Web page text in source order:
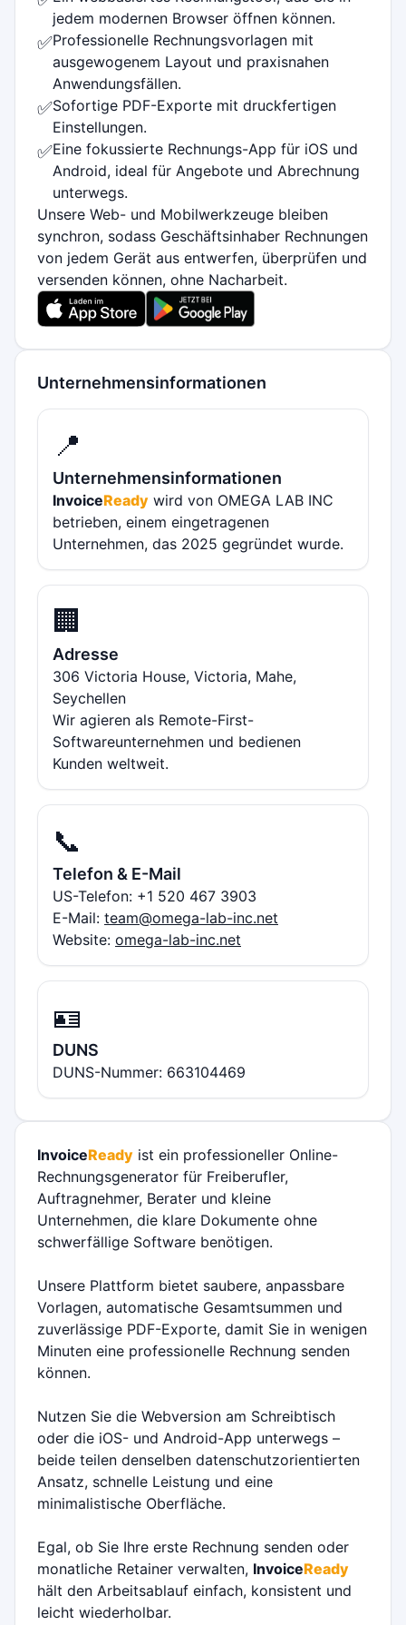
jedem modernen Browser öffnen können.
✅Professionelle Rechnungsvorlagen mit
ausgewogenem Layout und praxisnahen
Anwendungsfällen.
✅Sofortige PDF-Exporte mit druckfertigen
Einstellungen.
✅Eine fokussierte Rechnungs-App für iOS und
Android, ideal für Angebote und Abrechnung
unterwegs.
Unsere Web- und Mobilwerkzeuge bleiben
synchron, sodass Geschäftsinhaber Rechnungen
von jedem Gerät aus entwerfen, überprüfen und
versenden können, ohne Nacharbeit.
Unternehmensinformationen
📍
Unternehmensinformationen
InvoiceReady wird von OMEGA LAB INC
betrieben, einem eingetragenen
Unternehmen, das 2025 gegründet wurde.
🏢
Adresse
306 Victoria House, Victoria, Mahe,
Seychellen
Wir agieren als Remote-First-
Softwareunternehmen und bedienen
Kunden weltweit.
📞
Telefon & E-Mail
US-Telefon: +1 520 467 3903
E-Mail: team@omega-lab-inc.net
Website: omega-lab-inc.net
🪪
DUNS
DUNS-Nummer: 663104469
InvoiceReady ist ein professioneller Online-
Rechnungsgenerator für Freiberufler,
Auftragnehmer, Berater und kleine
Unternehmen, die klare Dokumente ohne
schwerfällige Software benötigen.
Unsere Plattform bietet saubere, anpassbare
Vorlagen, automatische Gesamtsummen und
zuverlässige PDF-Exporte, damit Sie in wenigen
Minuten eine professionelle Rechnung senden
können.
Nutzen Sie die Webversion am Schreibtisch
oder die iOS- und Android-App unterwegs –
beide teilen denselben datenschutzorientierten
Ansatz, schnelle Leistung und eine
minimalistische Oberfläche.
Egal, ob Sie Ihre erste Rechnung senden oder
monatliche Retainer verwalten, InvoiceReady
hält den Arbeitsablauf einfach, konsistent und
leicht wiederholbar.